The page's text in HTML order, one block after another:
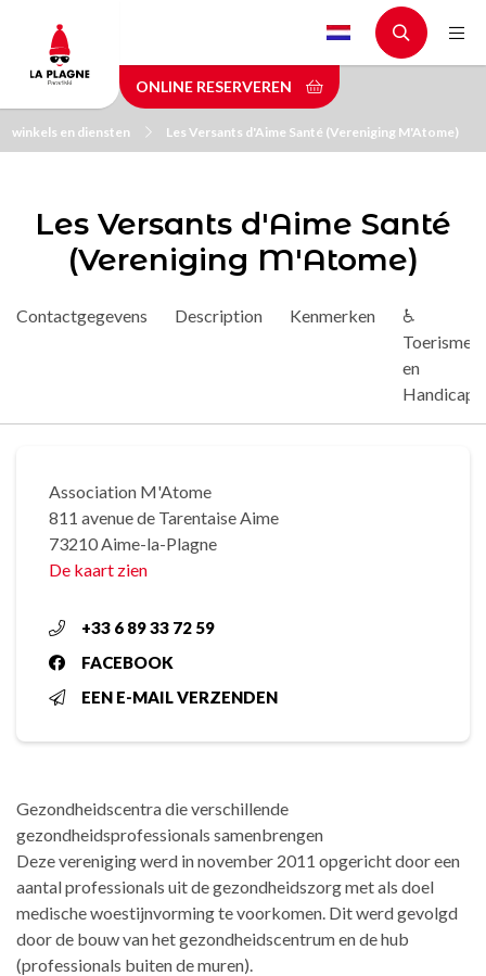
main
content
ONLINE RESERVEREN
winkels en diensten Les Versants d'Aime Santé (Vereniging M'Atome)
Les Versants d'Aime Santé
(Vereniging M'Atome)
Contactgegevens Description Kenmerken
♿
Toerisme
en
Handicap
Association M'Atome
811 avenue de Tarentaise Aime
73210 Aime-la-Plagne
De kaart zien
+33 6 89 33 72 59
FACEBOOK
EEN E-MAIL VERZENDEN
Gezondheidscentra die verschillende
gezondheidsprofessionals samenbrengen
Deze vereniging werd in november 2011 opgericht door een
aantal professionals uit de gezondheidszorg met als doel
medische woestijnvorming te voorkomen. Dit werd gevolgd
door de bouw van het gezondheidscentrum en de hub
(professionals buiten de muren).